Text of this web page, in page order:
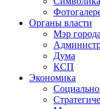
Органы власти
Мэр города
Дума
КСП
Экономика